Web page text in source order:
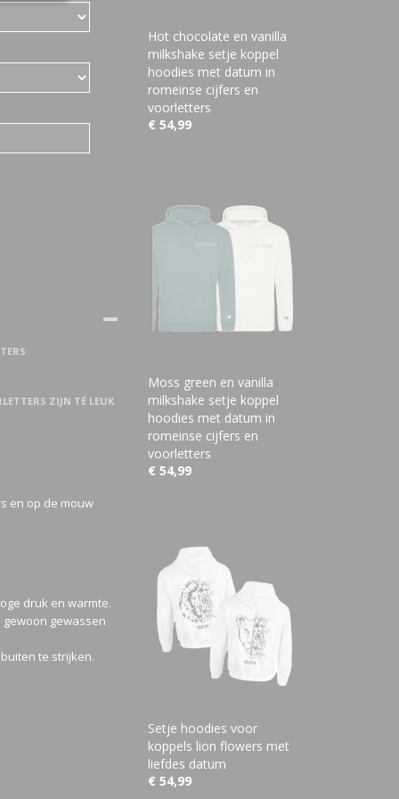
ZIJN TÉ LEUK
en op de mouw
druk en warmte.
gewassen
te strijken.
Hot chocolate en vanilla
milkshake setje koppel
hoodies met datum in
romeinse cijfers en
voorletters
€ 54,99
Moss green en vanilla
milkshake setje koppel
hoodies met datum in
romeinse cijfers en
voorletters
€ 54,99
Setje hoodies voor
koppels lion flowers met
liefdes datum
€ 54,99